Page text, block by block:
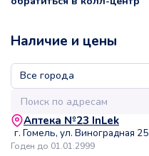
Наличие и цены
Аптека №23 InLek
г. Гомель, ул. Виноградная 25
Годен до 01.01.2999